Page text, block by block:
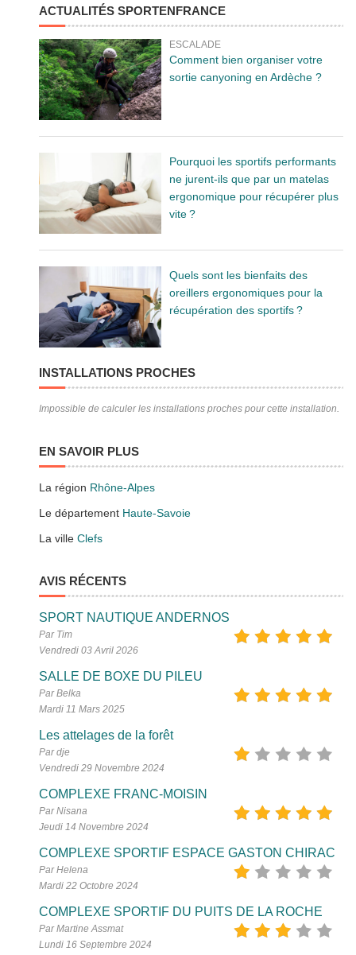
ACTUALITÉS SPORTENFRANCE
ESCALADE
Comment bien organiser votre
sortie canyoning en Ardèche ?
Pourquoi les sportifs performants
ne jurent-ils que par un matelas
ergonomique pour récupérer plus
vite ?
Quels sont les bienfaits des
oreillers ergonomiques pour la
récupération des sportifs ?
INSTALLATIONS PROCHES
Impossible de calculer les installations proches pour cette installation.
EN SAVOIR PLUS
La région Rhône-Alpes
Le département Haute-Savoie
La villeClefs
AVIS RÉCENTS
SPORT NAUTIQUE ANDERNOS
Par Tim
Vendredi 03 Avril 2026
SALLE DE BOXE DU PILEU
Par Belka
Mardi 11 Mars 2025
Les attelages de la forêt
Par dje
Vendredi 29 Novembre 2024
COMPLEXE FRANC-MOISIN
Par Nisana
Jeudi 14 Novembre 2024
COMPLEXE SPORTIF ESPACE GASTON CHIRAC
Par Helena
Mardi 22 Octobre 2024
COMPLEXE SPORTIF DU PUITS DE LA ROCHE
Par Martine Assmat
Lundi 16 Septembre 2024